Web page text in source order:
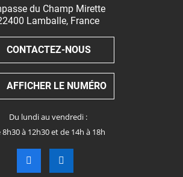
du Champ Mirette
Lamballe, France
CONTACTEZ-NOUS
AFFICHER LE NUMÉRO
Du lundi au vendredi :
8h30 à 12h30 et de 14h à 18h